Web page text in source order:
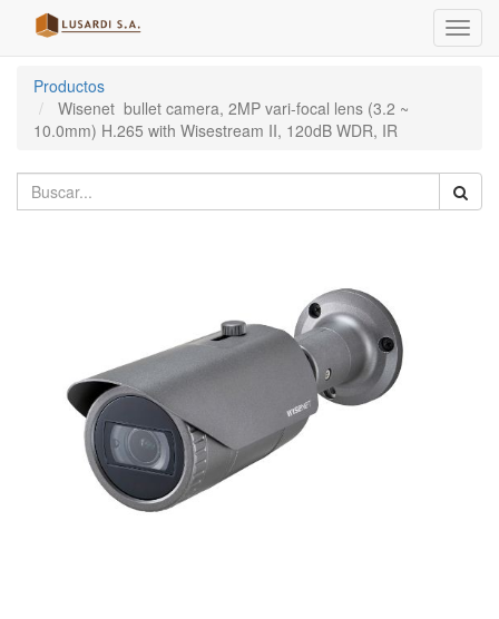
Menú
de
Productos
Wisenet bullet camera, 2MP vari-focal lens (3.2 ~
10.0mm) H.265 with Wisestream II, 120dB WDR, IR